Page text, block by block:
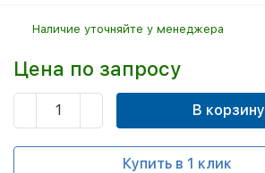
Наличие уточняйте у менеджера
Цена по запросу
В корзину
Купить в 1 клик